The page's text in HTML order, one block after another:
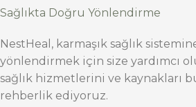
Sağlıkta Doğru Yönlendirme
NestHeal, karmaşık sağlık
yönlendirmek için size yardımcı
sağlık hizmetlerini ve kaynakları
rehberlik ediyoruz.